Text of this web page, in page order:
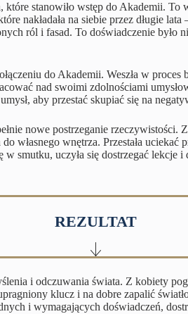
stanowiło wstęp do Akademii.
nakładała na siebie przez długie
ról i fasad. To doświadczenie było
do Akademii. Weszła w
nad swoimi zdolnościami
aby przestać skupiać się na
nowe postrzeganie rzeczywistości.
własnego wnętrza. Przestała
smutku, uczyła się dostrzegać lekcje
REZULTAT
i odczuwania świata. Z kobiety
klucz i na dobre zapalić
i wymagających doświadczeń,